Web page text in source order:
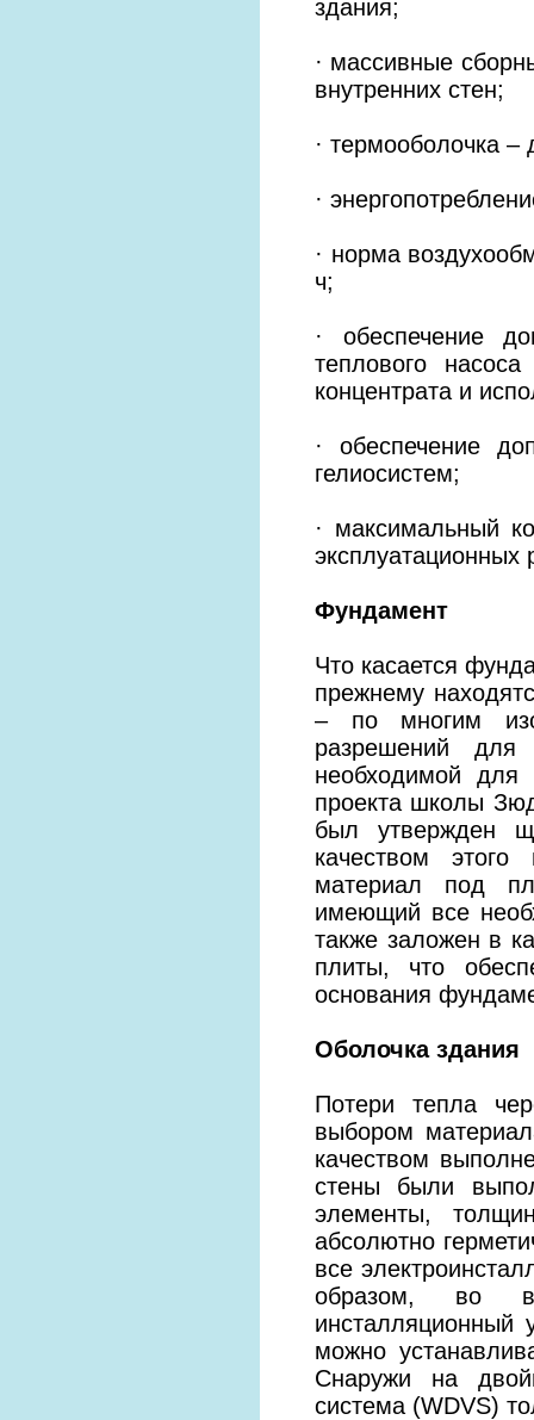
здания;
· массивные
внутренних стен;
· термооболочка –
·
· норма
ч;
· обеспечение
теплового
концентрата и
· обеспечение
гелиосистем;
· максимальный
эксплуатационных
Фундамент
Что касается
прежнему
– по многим
разрешений для
необходимой для
проекта школы
был утвержден
качеством этого
материал под
имеющий все
также заложен в
плиты, что
основания
Оболочка здания
Потери тепла
выбором
качеством
стены были
элементы,
абсолютно
все
образом, во
инсталляционный
можно
Снаружи на
система (WDVS)